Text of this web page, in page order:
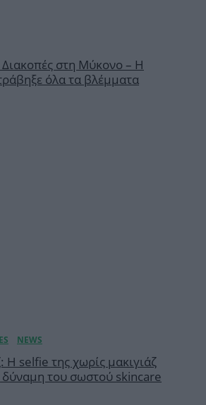
Διακοπές στη Μύκονο – Η
όλα τα βλέμματα
Η selfie της χωρίς μακιγιάζ
δύναμη του σωστού skincare